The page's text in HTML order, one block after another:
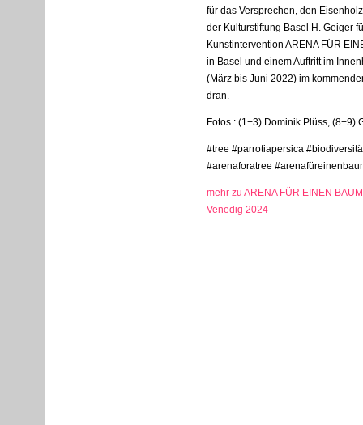
für das Versprechen, den
der Kulturstiftung Basel H. Geiger
Kunstintervention ARENAFÜR
in Basel und einem Auftritt im
(März bis Juni 2022) im
dran.
Fotos : (1+3) Dominik Plüss, (8+9)
#tree #parrotiapersica
#arenaforatree
mehr zu ARENA FÜR EINEN
Venedig 2024